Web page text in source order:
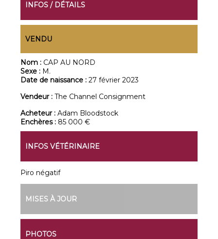
INFOS / DÉTAILS
VENDU
Nom : CAP AU NORD
Sexe : M.
Date de naissance :27 février 2023
Vendeur :The Channel Consignment
Acheteur :Adam Bloodstock
Enchères : 85 000 €
INFOS VÉTÉRINAIRE
Piro négatif
MISES À JOUR
PHOTOS